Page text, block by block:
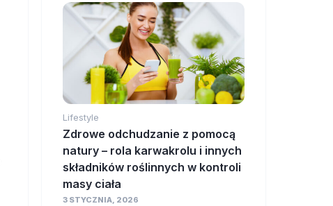
Lifestyle
Zdrowe odchudzanie z pomocą
natury – rola karwakrolu i innych
składników roślinnych w kontroli
masy ciała
3 STYCZNIA, 2026